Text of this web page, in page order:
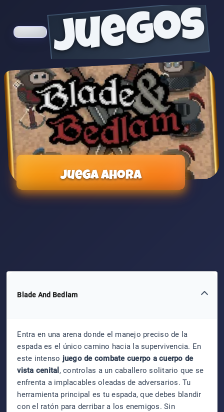
juegos
Juega ahora
Blade And Bedlam
Entra en una arena donde el manejo preciso de la
espada es el único camino hacia la supervivencia. En
este intenso juego de combate cuerpo a cuerpo de
vista cenital , controlas a un caballero solitario que se
enfrenta a implacables oleadas de adversarios. Tu
herramienta principal es tu espada, que debes blandir
con el ratón para derribar a los enemigos. Sin